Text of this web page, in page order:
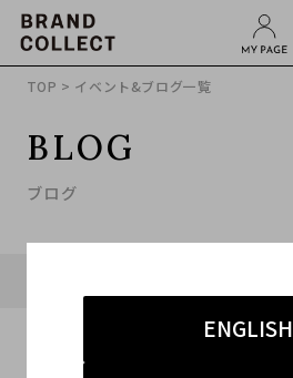
ENGLISH
TOP > イベント&ブログ一覧
BLOG
ブログ